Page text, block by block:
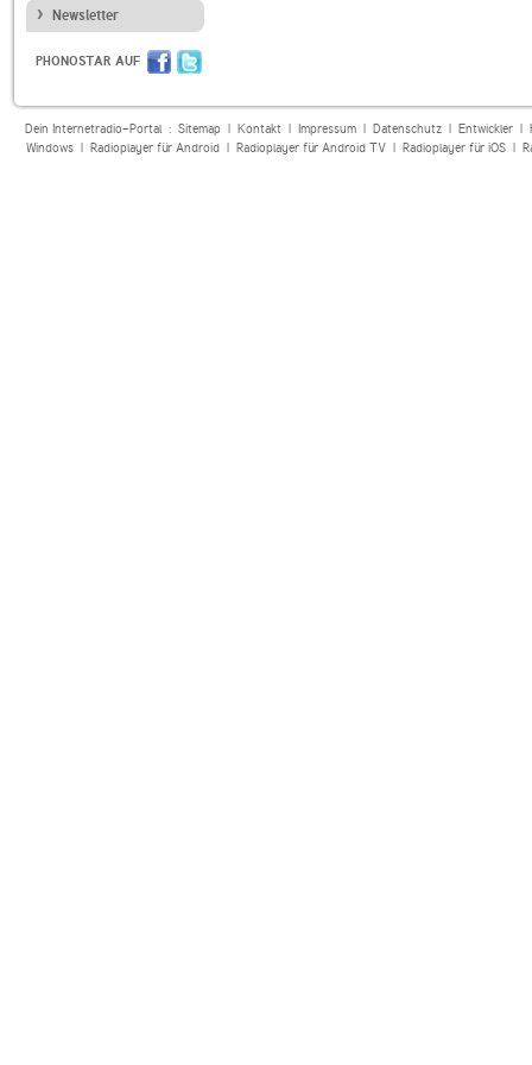
Newsletter
PHONOSTAR AUF
Dein Internetradio-Portal : Sitemap| Kontakt| Impressum| Datenschutz| Entwickler|
Windows| Radioplayer für Android| Radioplayer für Android TV| Radioplayer für iOS|